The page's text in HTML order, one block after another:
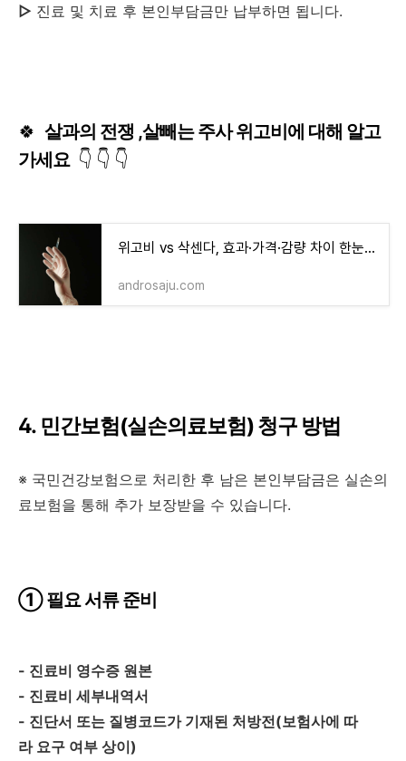
▷ 진료 및 치료 후 본인부담금만 납부하면 됩니다.
🍀 살과의 전쟁 ,살빼는 주사 위고비에 대해 알고
가세요 👇 👇 👇
위고비 vs 삭센다, 효과·가격·감량 차이 한눈에 비교
androsaju.com
4. 민간보험(실손의료보험) 청구 방법
※ 국민건강보험으로 처리한 후 남은 본인부담금은 실손의
료보험을 통해 추가 보장받을 수 있습니다.
① 필요 서류 준비
- 진료비 영수증 원본
- 진료비 세부내역서
- 진단서 또는 질병코드가 기재된 처방전(보험사에 따
라 요구 여부 상이)